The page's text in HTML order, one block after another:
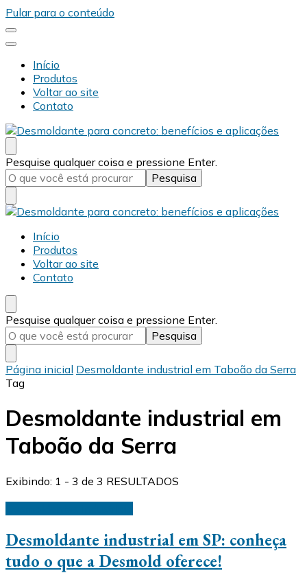
Pular para o conteúdo
Início
Produtos
Voltar ao site
Contato
Desmold
Blog Desmold
Procurando
algo?
Pesquise qualquer coisa e pressione Enter.
Desmold
Blog Desmold
Início
Produtos
Voltar ao site
Contato
Procurando
algo?
Pesquise qualquer coisa e pressione Enter.
Página inicial Desmoldante industrial em Taboão da Serra
Tag
Desmoldante industrial em
Taboão da Serra
Exibindo: 1 - 3 de 3 RESULTADOS
Desmoldante industrial em SP: conheça
tudo o que a Desmold oferece!